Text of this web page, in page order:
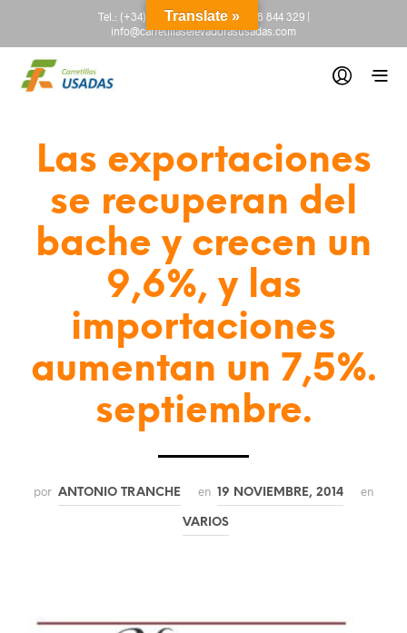
Tel.: (+34) 665 845 222-(+34) 918 844 329|
info@carretillaselevadorasusadas.com
Las exportaciones
se recuperan del
bache y crecen un
9,6%, y las
importaciones
aumentan un 7,5%.
septiembre.
por ANTONIO TRANCHE en 19 NOVIEMBRE, 2014 en
VARIOS
Translate »